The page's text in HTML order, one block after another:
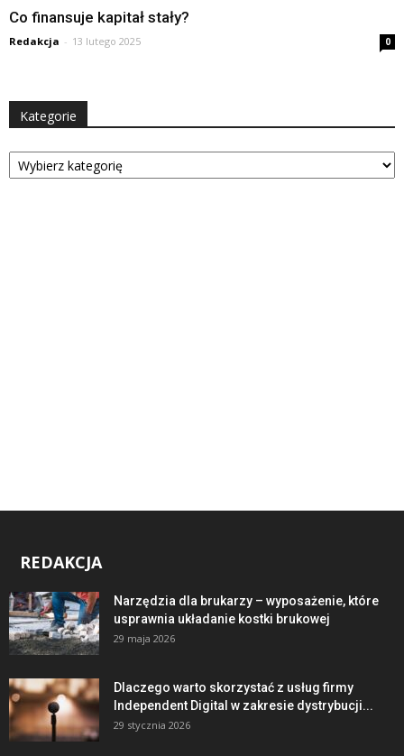
Co finansuje kapitał stały?
Redakcja - 13 lutego 2025 0
Kategorie
Kategorie
REDAKCJA
Narzędzia dla brukarzy – wyposażenie, które
usprawnia układanie kostki brukowej
29 maja 2026
Dlaczego warto skorzystać z usług firmy
Independent Digital w zakresie dystrybucji...
29 stycznia 2026